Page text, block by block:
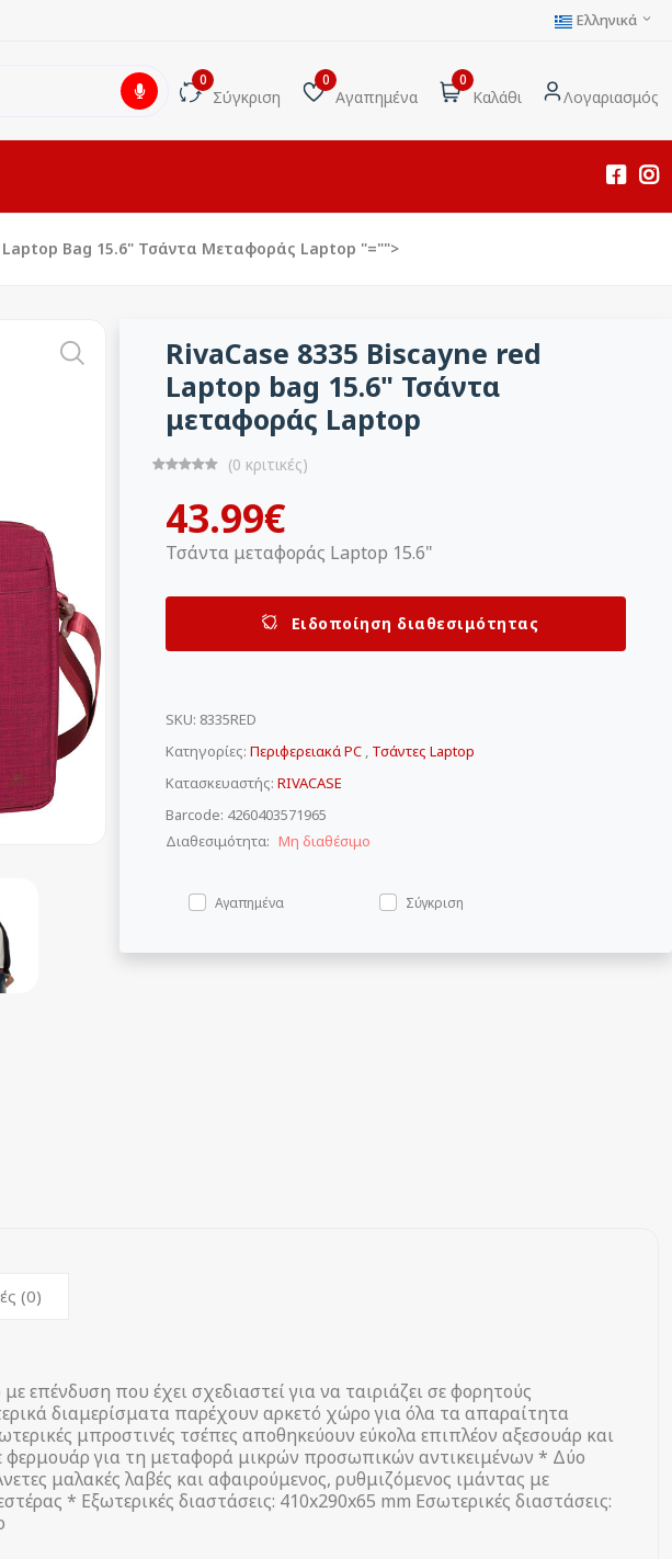
Ελληνικά
0
Σύγκριση
0
Αγαπημένα
0
Καλάθι Λογαριασμός
Laptop Bag 15.6" Τσάντα Μεταφοράς Laptop "="">
RivaCase 8335 Biscayne red
Laptop bag 15.6" Τσάντα
μεταφοράς Laptop
(0 κριτικές)
43.99€
Τσάντα μεταφοράς Laptop 15.6"
Ειδοποίηση διαθεσιμότητας
SKU: 8335RED
Κατηγορίες: Περιφερειακά PC , Τσάντες Laptop
Κατασκευαστής: RIVACASE
Barcode: 4260403571965
Διαθεσιμότητα: Μη διαθέσιμο
Αγαπημένα Σύγκριση
(0)
επένδυση που έχει σχεδιαστεί για να ταιριάζει σε φορητούς
διαμερίσματα παρέχουν αρκετό χώρο για όλα τα απαραίτητα
μπροστινές τσέπες αποθηκεύουν εύκολα επιπλέον αξεσουάρ και
για τη μεταφορά μικρών προσωπικών αντικειμένων * Δύο
μαλακές λαβές και αφαιρούμενος, ρυθμιζόμενος ιμάντας με
* Εξωτερικές διαστάσεις: 410x290x65 mm Εσωτερικές διαστάσεις: